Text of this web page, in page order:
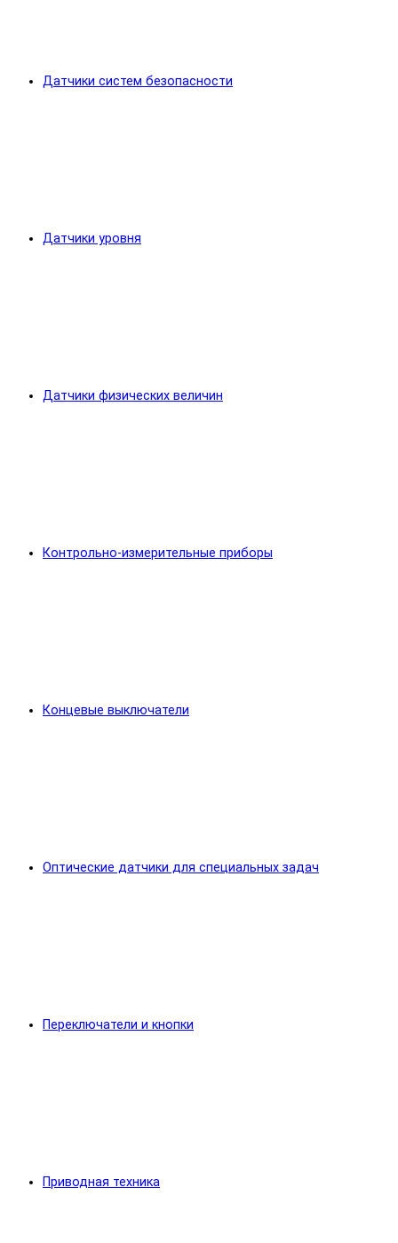
Датчики систем безопасности
Датчики уровня
Датчики физических величин
Контрольно-измерительные приборы
Концевые выключатели
Оптические датчики для специальных задач
Переключатели и кнопки
Приводная техника